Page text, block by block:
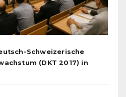
Schweizerische
(DKT 2017) in